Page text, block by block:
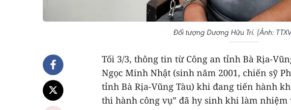
Đối tượng Dương Hữu Trí. (Ảnh:
Tối 3/3, thông tin từ Công an tỉnh Bà Rịa-
Ngọc Minh Nhật (sinh năm 2001, chiến sỹ
tỉnh Bà Rịa-Vũng Tàu) khi đang tiến hành
thi hành công vụ” đã hy sinh khi làm nhiệm